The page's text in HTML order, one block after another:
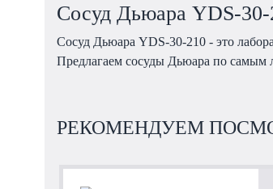
Сосуд Дьюара YDS-
Сосуд Дьюара YDS-30-210 - это
Предлагаем сосуды Дьюара по самым
РЕКОМЕНДУЕМ